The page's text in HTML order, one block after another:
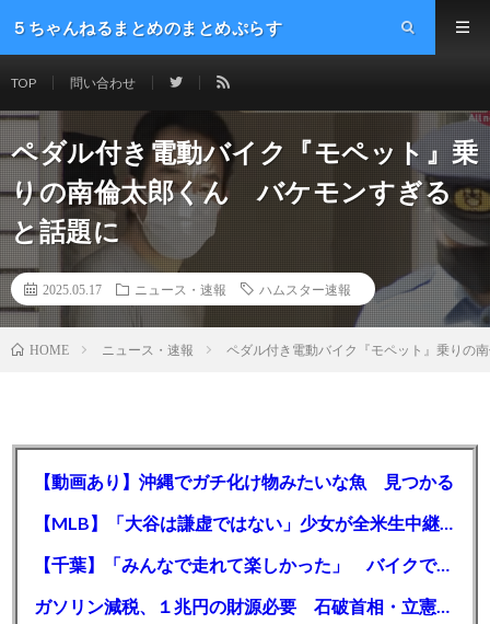
５ちゃんねるまとめのまとめぷらす
TOP 問い合わせ
ペダル付き電動バイク『モペット』乗
りの南倫太郎くん バケモンすぎる
と話題に
2025.05.17 ニュース・速報 ハムスター速報
HOME ニュース・速報 ペダル付き電動バイク『モペット』乗りの
【動画あり】沖縄でガチ化け物みたいな魚 見つかる
【MLB】「大谷は謙虚ではない」少女が全米生中継で突然の大谷翔平批判 サイン無視された過去明かす
【千葉】「みんなで走れて楽しかった」 バイクでバースデー集団暴走 男女５７人を書類送検 SNSで参加者募る
ガソリン減税、１兆円の財源必要 石破首相・立憲野田氏「財源は死に物狂いで確保しなければならない」「本当に死に物狂いで」